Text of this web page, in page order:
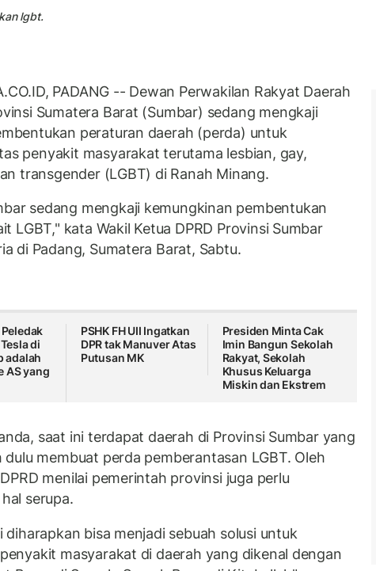
lgbt.
PADANG -- Dewan Perwakilan Rakyat Daerah
Sumatera Barat (Sumbar) sedang mengkaji
peraturan daerah (perda) untuk
penyakit masyarakat terutama lesbian, gay,
transgender (LGBT) di Ranah Minang.
sedang mengkaji kemungkinan pembentukan
LGBT," kata Wakil Ketua DPRD Provinsi Sumbar
di Padang, Sumatera Barat, Sabtu.
di
adalah
AS yang
PSHK FH UII Ingatkan
DPR tak Manuver Atas
Putusan MK
Presiden Minta Cak
Imin Bangun Sekolah
Rakyat, Sekolah
Khusus Keluarga
Miskin dan Ekstrem
saat ini terdapat daerah di Provinsi Sumbar yang
dulu membuat perda pemberantasan LGBT. Oleh
menilai pemerintah provinsi juga perlu
serupa.
diharapkan bisa menjadi sebuah solusi untuk
masyarakat di daerah yang dikenal dengan